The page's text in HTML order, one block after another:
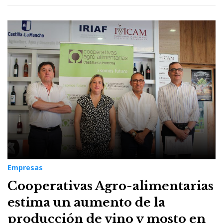
Empresas
Cooperativas Agro-alimentarias
estima un aumento de la
producción de vino y mosto en